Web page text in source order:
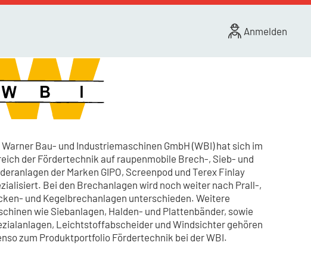
Anmelden
Warner Bau- und Industriemaschinen GmbH (WBI) hat sich im
der Fördertechnik auf raupenmobile Brech-, Sieb- und
der Marken GIPO, Screenpod und Terex Finlay
Bei den Brechanlagen wird noch weiter nach Prall-,
und Kegelbrechanlagen unterschieden. Weitere
wie Siebanlagen, Halden- und Plattenbänder, sowie
Leichtstoffabscheider und Windsichter gehören
zum Produktportfolio Fördertechnik bei der WBI.